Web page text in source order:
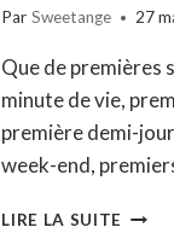
Par Sweetange 27
Que de premières
minute de vie,
première demi-
week-end,
LIRE LA SUITE MA